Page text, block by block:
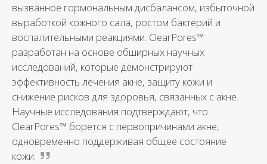
вызванное гормональным дисбалансом, избыточной
выработкой кожного сала, ростом бактерий и
воспалительными реакциями. ClearPores™
разработан на основе обширных научных
исследований, которые демонстрируют
эффективность лечения акне, защиту кожи и
снижение рисков для здоровья, связанных с акне.
Научные исследования подтверждают, что
ClearPores™ борется с первопричинами акне,
одновременно поддерживая общее состояние
кожи.